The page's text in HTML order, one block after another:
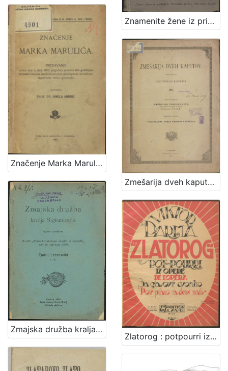
Znamenite žene iz priče i poviesti / sastavila Marija Jambrišakova
Značenje Marka Marulića : predavanje držano 7. stud. 1901. prigodom proslave 400-godišnjice hrvatske umjetne književnosti pred cjelokupnom omladinom zagrebačke realne gimnazije / govorio Nikola Andrić
Zmešarija dveh kaputov / sastavljena po Onufriusu Koprivi 1874. ; izdana na svetlo po Grišpinu Trbuhoviću sveto-petskom plebanušu na Bregani meseca lipnja godine 1885. posle Kristova poroda.
Zmajska družba kralja Sigismunda / napisao i predavao družbi "Braće hrvatskoga zmaja" u Zagrebu, dne 23. siječnja 1907. Emilij Laszowski
Zlatorog : potpourri iz opere : za glasovir dvoručno / Viktor Parma